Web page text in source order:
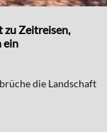
zu Zeitreisen,
ein
die Landschaft